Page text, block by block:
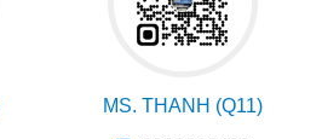
MS. THANH (Q11)